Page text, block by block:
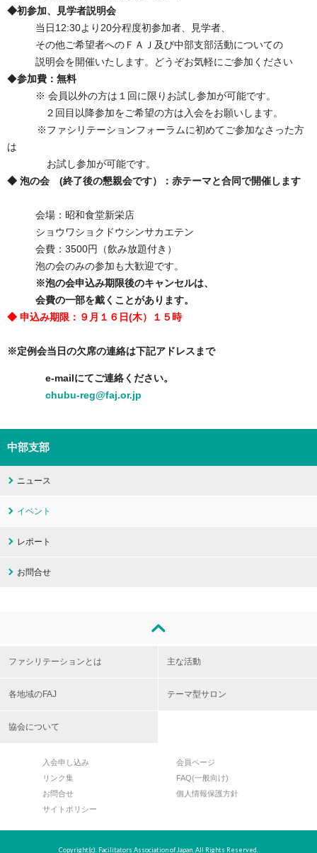
◆初参加、見学者説明会
当日12:30より20分程度初参加者、見学者、
その他ご希望者へのＦＡＪ及び中部支部活動についての
説明会を開催いたします。どうぞお気軽にご参加ください
◆参加費：無料
※ 会員以外の方は１回に限りお試し参加が可能です。
２回目以降参加をご希望の方は入会をお願いします。
※ファシリテーションフォーラムに初めてご参加なさった方
は
お試し参加が可能です。
◆ 泡の会 (終了後の懇親会です）：赤テーマと合同で開催します
会場：昭和食堂新栄店
ショウワショクドウシンサカエテン
会費：3500円（飲み放題付き）
泡の会のみの参加も大歓迎です。
※泡の会申込み期限後のキャンセルは、
会費の一部を戴くことがあります。
◆ 申込み期限：９月１６日(木）１５時
※定例会当日の欠席の連絡は下記アドレスまで
e-mailにてご連絡ください。
chubu-reg@faj.or.jp
中部支部
ニュース
イベント
レポート
お問合せ
ファシリテーションとは 主な活動
各地域のFAJ テーマ型サロン
協会について
入会申し込み
会員ページ
リンク集
FAQ(一般向け)
お問合せ
個人情報保護方針
サイトポリシー
Copyright(c). Facilitators Association of Japan. All Rights Reserved.